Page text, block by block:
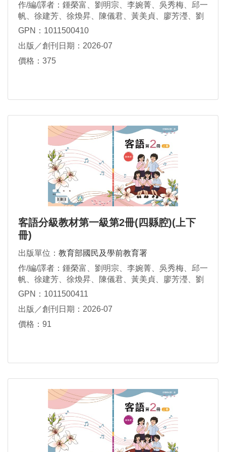
作/編/譯者：鍾榮富、劉明宗、李婉菁、吳秀梅、邱一
帆、徐建芳、徐煥昇、陳儀君、黃美貞、廖芳瀅、劉
瑋真、鍾秀鳳、謝素華、謝杰雄、羅金枝
GPN：1011500410
出版／創刊日期：2026-07
價格：375
客語分級教材第一級第2冊(四縣腔)(上下
冊)
出版單位： 教育部國民及學前教育署
作/編/譯者：鍾榮富、劉明宗、李婉菁、吳秀梅、邱一
帆、徐建芳、徐煥昇、陳儀君、黃美貞、廖芳瀅、劉
瑋真、賴維凱、鍾秀鳳、謝素華、謝杰雄、羅金枝
GPN：1011500411
出版／創刊日期：2026-07
價格：91